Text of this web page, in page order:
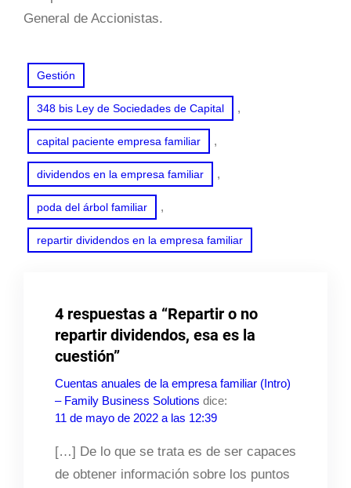
General de Accionistas.
Gestión
348 bis Ley de Sociedades de Capital ,
capital paciente empresa familiar ,
dividendos en la empresa familiar ,
poda del árbol familiar ,
repartir dividendos en la empresa familiar
4 respuestas a “Repartir o no
repartir dividendos, esa es la
cuestión”
Cuentas anuales de la empresa familiar (Intro)
– Family Business Solutions dice:
11 de mayo de 2022 a las 12:39
[…] De lo que se trata es de ser capaces
de obtener información sobre los puntos